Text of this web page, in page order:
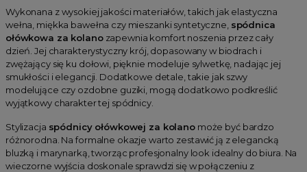
Wykonana z wysokiej jakości materiałów, takich jak elastyczna
wełna, miękka bawełna czy mieszanki syntetyczne, spódnica
ołówkowa za kolanozapewnia komfort noszenia przez cały
dzień. Jej charakterystyczny krój, dopasowany w biodrach i
zwężający się ku dołowi, pięknie modeluje sylwetkę, nadając jej
smukłości i elegancji. Dodatkowe detale, takie jak szwy
modelujące czy ozdobne guziki, mogą dodatkowo podkreślić
wyjątkowy charakter tej spódnicy.
Stylizacja spódnicy ołówkowej za kolanomoże być bardzo
różnorodna. Na formalne okazje warto zestawić ją z elegancką
bluzką i marynarką, tworząc profesjonalny look idealny do biura. Na
wieczorne wyjścia doskonale sprawdzi się w połączeniu z